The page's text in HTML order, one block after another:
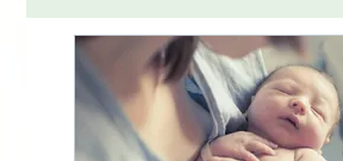
Tontura, Vertigem e Zumbido